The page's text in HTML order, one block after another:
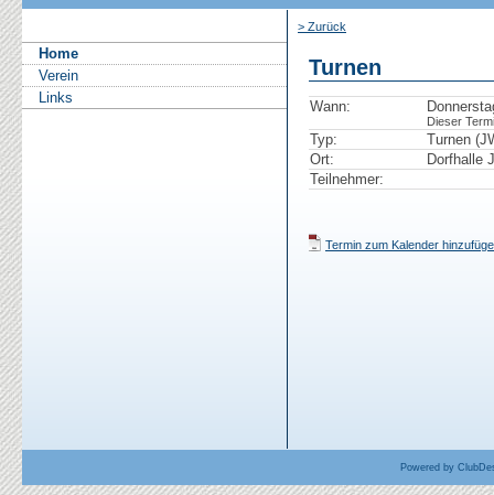
Home
Verein
Links
> Zurück
Turnen
Wann:
Dieser
Typ:
Turnen
Ort:
Dorfhalle
Teilnehmer:
Termin zum Kalender
Powered by